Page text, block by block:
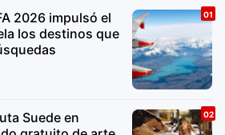
2026 impulsó el
los destinos que
Suede en